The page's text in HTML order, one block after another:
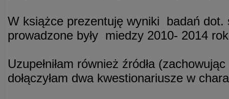
W książce prezentuję wyniki badań
prowadzone były miedzy 2010- 2014
Uzupełniłam również źródła
dołączyłam dwa kwestionariusze w